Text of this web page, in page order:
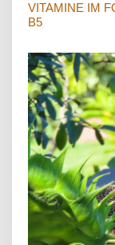
VITAMINE IM
B5